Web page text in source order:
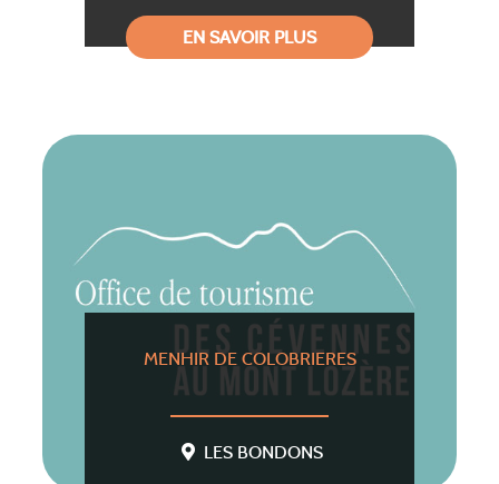
EN SAVOIR PLUS
MENHIR DE COLOBRIERES
LES BONDONS